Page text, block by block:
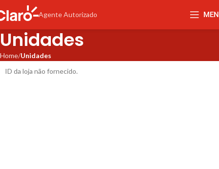
Agente Autorizado
Unidades
Home Unidades
ID da loja não fornecido.